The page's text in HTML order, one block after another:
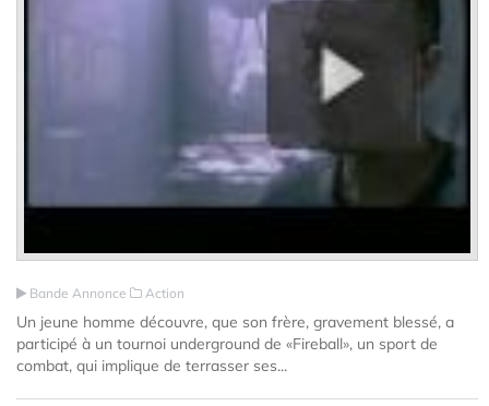
Bande Annonce Action
Un jeune homme découvre, que son frère, gravement blessé, a
participé à un tournoi underground de «Fireball», un sport de
combat, qui implique de terrasser ses...